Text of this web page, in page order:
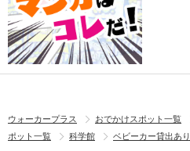
ウォーカープラス おでかけスポット一覧
ポット一覧
科学館 ベビーカー貸出あり